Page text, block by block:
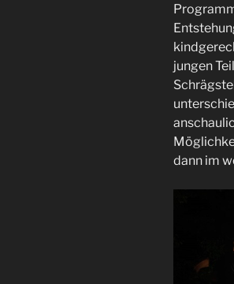
jungen
dann im